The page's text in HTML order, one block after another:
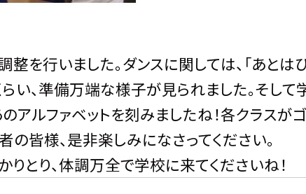
を行いました。ダンスに関しては、「あとは
らい、準備万端な様子が見られました。そし
アルファベットを刻みましたね！各クラスが
の皆様、是非楽しみになさってください。
とり、体調万全で学校に来てくださいね！